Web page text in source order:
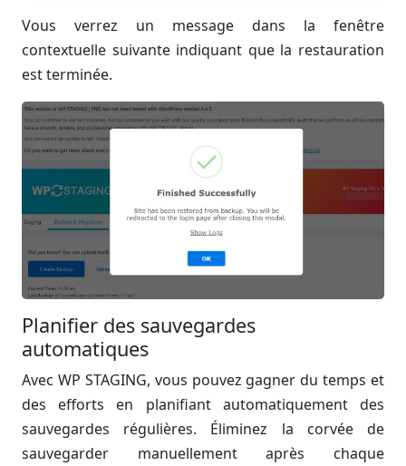
Vous verrez un message dans la fenêtre
contextuelle suivante indiquant que la restauration
est terminée.
Planifier des sauvegardes
automatiques
Avec WP STAGING, vous pouvez gagner du temps et
des efforts en planifiant automatiquement des
sauvegardes régulières. Éliminez la corvée de
sauvegarder manuellement après chaque